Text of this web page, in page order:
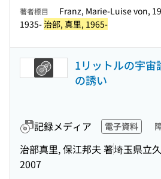
著者標目
Franz, Marie-Luise von,
1935-治部, 真里, 1965-
1リットルの宇宙
の誘い
記録メディア 電子資料
治部真里, 保江邦夫 著埼玉県立
2007